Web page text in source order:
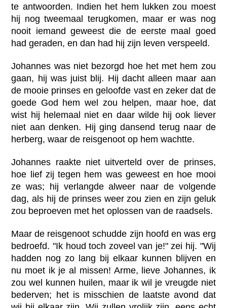
te antwoorden. Indien het hem lukken zou moest
hij nog tweemaal terugkomen, maar er was nog
nooit iemand geweest die de eerste maal goed
had geraden, en dan had hij zijn leven verspeeld.
Johannes was niet bezorgd hoe het met hem zou
gaan, hij was juist blij. Hij dacht alleen maar aan
de mooie prinses en geloofde vast en zeker dat de
goede God hem wel zou helpen, maar hoe, dat
wist hij helemaal niet en daar wilde hij ook liever
niet aan denken. Hij ging dansend terug naar de
herberg, waar de reisgenoot op hem wachtte.
Johannes raakte niet uitverteld over de prinses,
hoe lief zij tegen hem was geweest en hoe mooi
ze was; hij verlangde alweer naar de volgende
dag, als hij de prinses weer zou zien en zijn geluk
zou beproeven met het oplossen van de raadsels.
Maar de reisgenoot schudde zijn hoofd en was erg
bedroefd. "Ik houd toch zoveel van je!" zei hij. "Wij
hadden nog zo lang bij elkaar kunnen blijven en
nu moet ik je al missen! Arme, lieve Johannes, ik
zou wel kunnen huilen, maar ik wil je vreugde niet
bederven; het is misschien de laatste avond dat